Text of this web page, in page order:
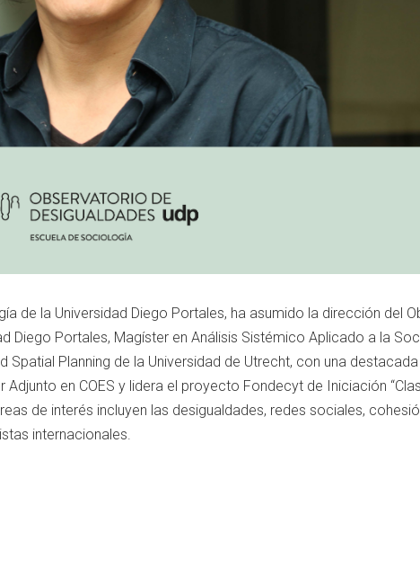
de la Universidad Diego Portales, ha asumido la dirección del
Diego Portales, Magíster en Análisis Sistémico Aplicado a la
Spatial Planning de la Universidad de Utrecht, con una
en COES y lidera el proyecto Fondecyt de Iniciación
de interés incluyen las desigualdades, redes sociales,
internacionales.